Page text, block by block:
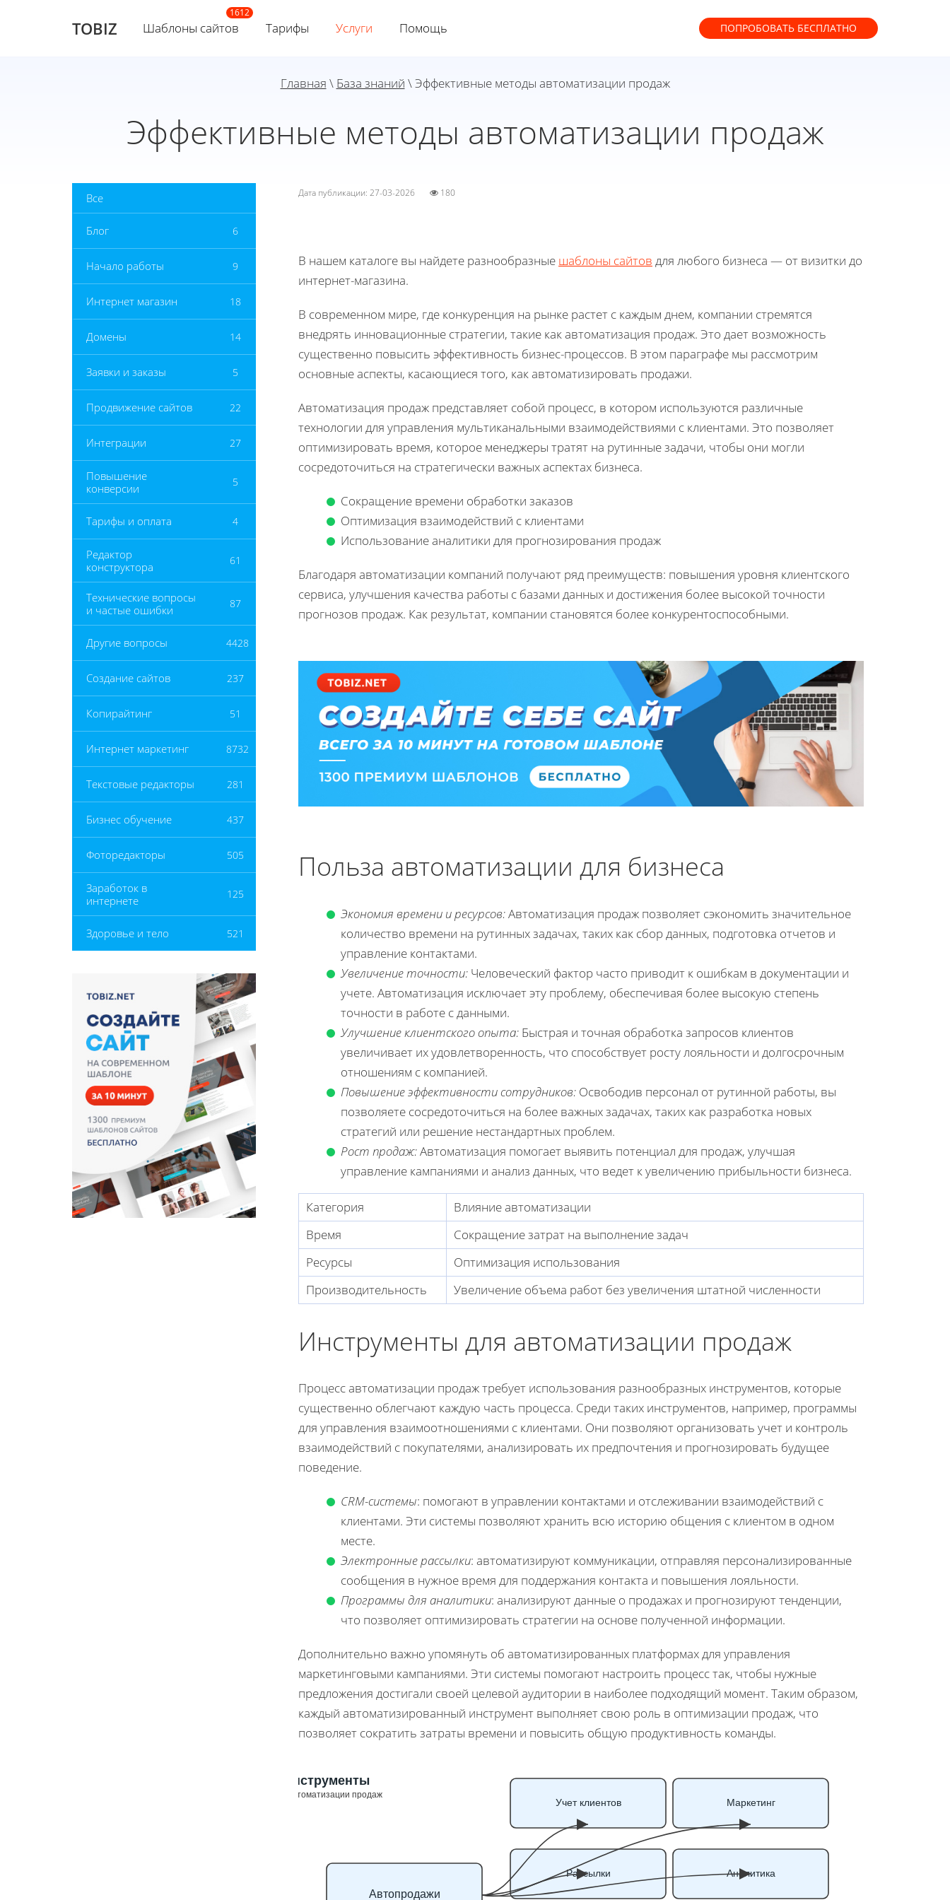
TOBIZ Шаблоны сайтов Тарифы Услуги Помощь ПОПРОБОВАТЬ БЕСПЛАТНО
Главная \ База знаний \ Эффективные методы автоматизации продаж
Эффективные методы автоматизации продаж
Все
Блог 6
Начало работы 9
Интернет магазин 18
Домены 14
Заявки и заказы 5
Продвижение сайтов 22
Интеграции 27
Повышение
конверсии
5
Тарифы и оплата 4
Редактор
конструктора
61
Технические вопросы
и частые ошибки
87
Другие вопросы 4428
Создание сайтов 237
Копирайтинг 51
Интернет маркетинг 8732
Текстовые редакторы 281
Бизнес обучение 437
Фоторедакторы 505
Заработок в
интернете
125
Здоровье и тело 521
Дата публикации: 27-03-2026 180
В нашем каталоге вы найдете разнообразные шаблоны сайтов для любого бизнеса — от визитки до
интернет-магазина.
В современном мире, где конкуренция на рынке растет с каждым днем, компании стремятся
внедрять инновационные стратегии, такие как автоматизация продаж. Это дает возможность
существенно повысить эффективность бизнес-процессов. В этом параграфе мы рассмотрим
основные аспекты, касающиеся того, как автоматизировать продажи.
Автоматизация продаж представляет собой процесс, в котором используются различные
технологии для управления мультиканальными взаимодействиями с клиентами. Это позволяет
оптимизировать время, которое менеджеры тратят на рутинные задачи, чтобы они могли
сосредоточиться на стратегически важных аспектах бизнеса.
Сокращение времени обработки заказов
Оптимизация взаимодействий с клиентами
Использование аналитики для прогнозирования продаж
Благодаря автоматизации компаний получают ряд преимуществ: повышения уровня клиентского
сервиса, улучшения качества работы с базами данных и достижения более высокой точности
прогнозов продаж. Как результат, компании становятся более конкурентоспособными.
Польза автоматизации для бизнеса
Экономия времени и ресурсов:Автоматизация продаж позволяет сэкономить значительное
количество времени на рутинных задачах, таких как сбор данных, подготовка отчетов и
управление контактами.
Увеличение точности: Человеческий фактор часто приводит к ошибкам в документации и
учете. Автоматизация исключает эту проблему, обеспечивая более высокую степень
точности в работе с данными.
Улучшение клиентского опыта: Быстрая и точная обработка запросов клиентов
увеличивает их удовлетворенность, что способствует росту лояльности и долгосрочным
отношениям с компанией.
Повышение эффективности сотрудников: Освободив персонал от рутинной работы, вы
позволяете сосредоточиться на более важных задачах, таких как разработка новых
стратегий или решение нестандартных проблем.
Рост продаж:Автоматизация помогает выявить потенциал для продаж, улучшая
управление кампаниями и анализ данных, что ведет к увеличению прибыльности бизнеса.
Категория
Влияние автоматизации
Время
Сокращение затрат на выполнение задач
Ресурсы
Оптимизация использования
Производительность
Увеличение объема работ без увеличения штатной численности
Инструменты для автоматизации продаж
Процесс автоматизации продаж требует использования разнообразных инструментов, которые
существенно облегчают каждую часть процесса. Среди таких инструментов, например, программы
для управления взаимоотношениями с клиентами. Они позволяют организовать учет и контроль
взаимодействий с покупателями, анализировать их предпочтения и прогнозировать будущее
поведение.
CRM-системы: помогают в управлении контактами и отслеживании взаимодействий с
клиентами. Эти системы позволяют хранить всю историю общения с клиентом в одном
месте.
Электронные рассылки: автоматизируют коммуникации, отправляя персонализированные
сообщения в нужное время для поддержания контакта и повышения лояльности.
Программы для аналитики: анализируют данные о продажах и прогнозируют тенденции,
что позволяет оптимизировать стратегии на основе полученной информации.
Дополнительно важно упомянуть об автоматизированных платформах для управления
маркетинговыми кампаниями. Эти системы помогают настроить процесс так, чтобы нужные
предложения достигали своей целевой аудитории в наиболее подходящий момент. Таким образом,
каждый автоматизированный инструмент выполняет свою роль в оптимизации продаж, что
позволяет сократить затраты времени и повысить общую продуктивность команды.
Инструменты
для автоматизации продаж
Автопродажи
Учет клиентов Маркетинг
Рассылки Аналитика